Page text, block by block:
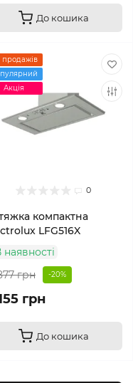
До кошика
продажів
Акція
0
компактна
LFG516X
наявності
грн
-20%
грн
До кошика